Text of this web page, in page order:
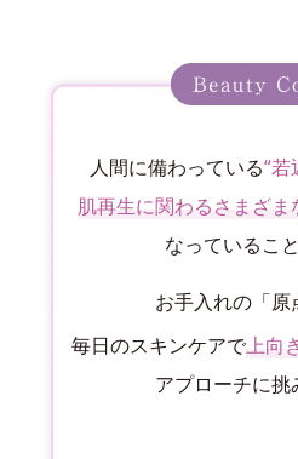
人間に備わっている“若
肌再生に関わるさまざ
なっているこ
お手入れの「原
毎日のスキンケアで上向
アプローチに挑